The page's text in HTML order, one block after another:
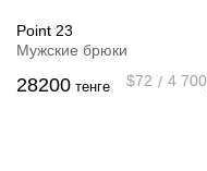
Point 23
Мужские брюки
28200 тенге $72 4 700